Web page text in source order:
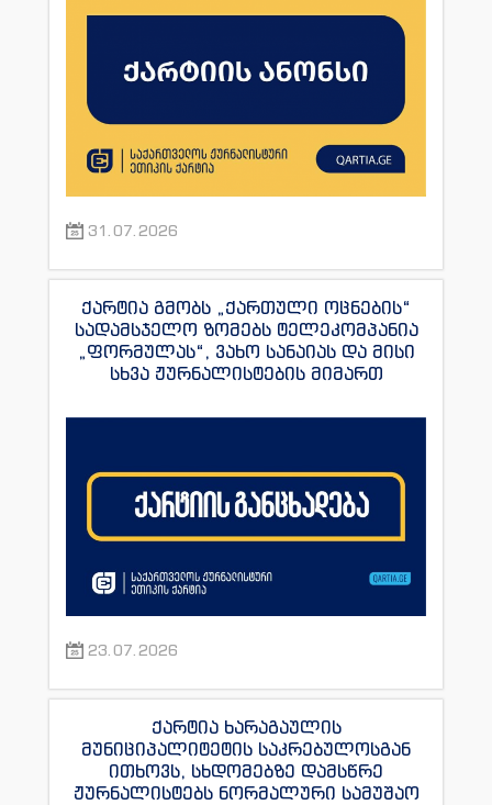
31.07.2026
ქარტია გმობს „ქართული ოცნების“
სადამსჯელო ზომებს ტელეკომპანია
„ფორმულას“, ვახო სანაიას და მისი
სხვა ჟურნალისტების მიმართ
23.07.2026
ქარტია ხარაგაულის
მუნიციპალიტეტის საკრებულოსგან
ითხოვს, სხდომებზე დამსწრე
ჟურნალისტებს ნორმალური სამუშაო